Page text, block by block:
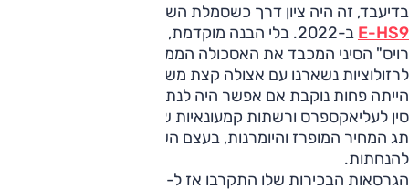
בדיעבד, זה היה ציון דרך כשסמלת השיקה בישראל את הונגצ'י
E-HS9
ב-2022. בלי הבנה מוקדמת, ניגשנו להתרשם מ"הרולס
רויס" הסיני המכבד את האסכולה הממשלתית, אבל בירידה
לרזולוציות נשארנו עם אצולה קצת משונה. ייתכן שהביקורת
הייתה פחות נוקבת אם אפשר היה לנתק את הקשר התודעתי בין
סין לעליאקספרס ורשתות קמעונאיות שמציעות הכל ובזול. ולכן,
תג המחיר המופרז והיומרנות, בעצם השאירו אותו חשוף
להנחתות.